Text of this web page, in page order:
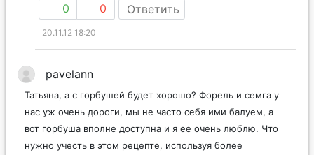
0 0 Ответить
20.11.12 18:20
pavelann
Татьяна, а с горбушей будет хорошо? Форель и семга у
нас уж очень дороги, мы не часто себя ими балуем, а
вот горбуша вполне доступна и я ее очень люблю. Что
нужно учесть в этом рецепте, используя более